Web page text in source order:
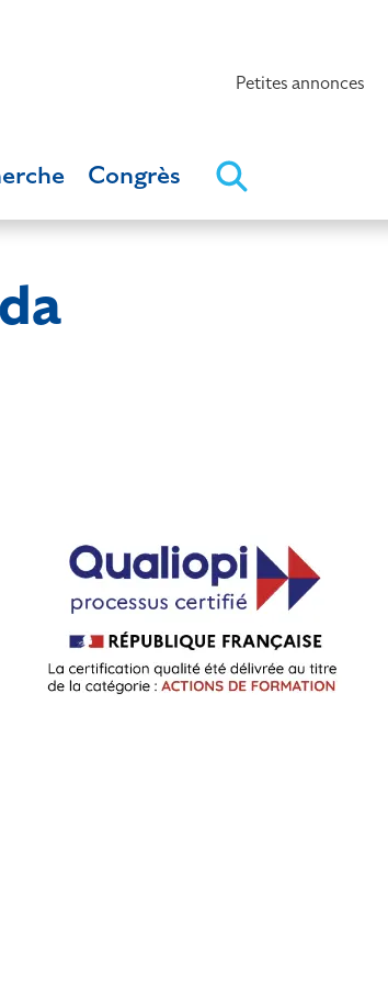
Petites annonces
Congrès